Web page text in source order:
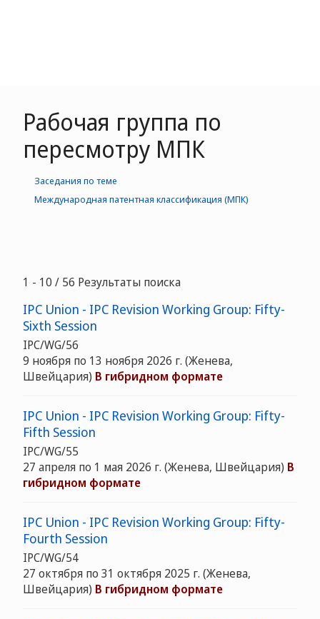
Рабочая группа по
пересмотру МПК
Заседания по теме
Международная патентная классификация (МПК)
1 - 10 / 56 Результаты поиска
IPC Union - IPC Revision Working Group: Fifty-
Sixth Session
IPC/WG/56
9 ноября по 13 ноября 2026 г. (Женева,
Швейцария) В гибридном формате
IPC Union - IPC Revision Working Group: Fifty-
Fifth Session
IPC/WG/55
27 апреля по 1 мая 2026 г. (Женева, Швейцария) В
гибридном формате
IPC Union - IPC Revision Working Group: Fifty-
Fourth Session
IPC/WG/54
27 октября по 31 октября 2025 г. (Женева,
Швейцария) В гибридном формате